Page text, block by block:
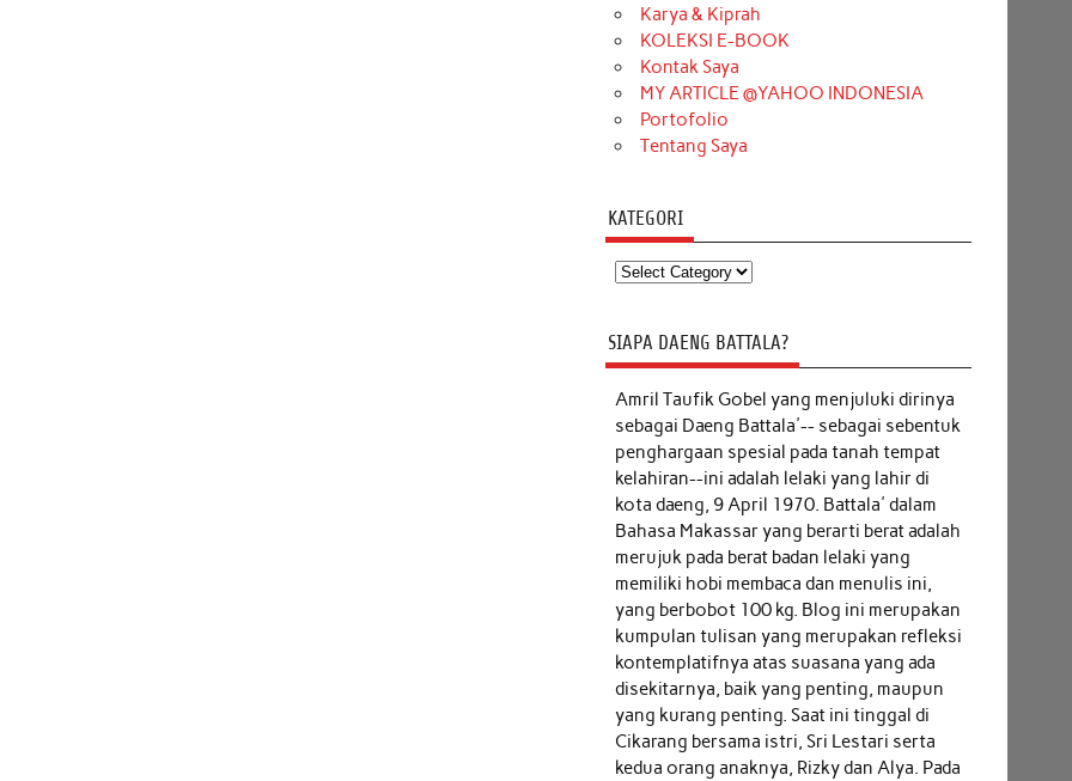
Karya & Kiprah
KOLEKSI E-BOOK
Kontak Saya
MY ARTICLE @YAHOO INDONESIA
Portofolio
Tentang Saya
KATEGORI
Kategori
SIAPA DAENG BATTALA?
Amril Taufik Gobel yang menjuluki dirinya
sebagai Daeng Battala'-- sebagai sebentuk
penghargaan spesial pada tanah tempat
kelahiran--ini adalah lelaki yang lahir di
kota daeng, 9 April 1970. Battala' dalam
Bahasa Makassar yang berarti berat adalah
merujuk pada berat badan lelaki yang
memiliki hobi membaca dan menulis ini,
yang berbobot 100 kg. Blog ini merupakan
kumpulan tulisan yang merupakan refleksi
kontemplatifnya atas suasana yang ada
disekitarnya, baik yang penting, maupun
yang kurang penting. Saat ini tinggal di
Cikarang bersama istri, Sri Lestari serta
kedua orang anaknya, Rizky dan Alya. Pada